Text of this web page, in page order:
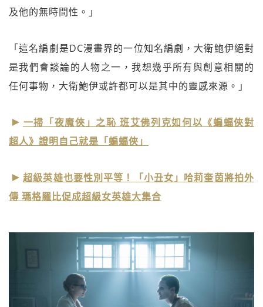
及他的無時間性。」
「這名編劇是DC漫畫界的一位知名編劇，大衛鮑伊絕對
是我們會談論的人物之一，我想幾乎所有與創意相關的
任何事物，大衛鮑伊或許都可以是其中的靈感來源。」
一掃「夜魔俠」之恥 班艾佛列克如何以《蝙蝠俠對
超人》證明自己就是「蝙蝠俠」
超級英雄也要性別平等！「小丑女」哈莉奎茵將拍外
傳 瑪格羅比促成超級女英雄大集合